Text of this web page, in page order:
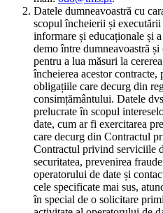
Datele dumneavoastră cu
scopul încheierii și
informare și educaționale și
demo între dumneavoastră
pentru a lua măsuri la
încheierea acestor
obligațiile care decurg din
consimțământului. Datele
prelucrate în scopul
date, cum ar fi exercitarea
care decurg din Contractul
Contractul privind serviciile
securitatea, prevenirea
operatorului de date și
cele specificate mai sus,
în special de o solicitare